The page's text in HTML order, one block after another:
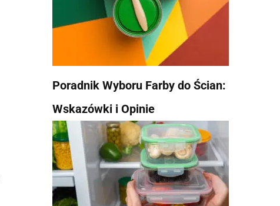
Poradnik Wyboru Farby do Ścian:
Wskazówki i Opinie